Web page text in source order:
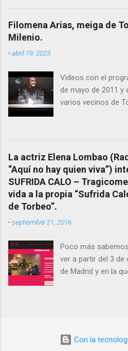
“obras y
excelente difusora
pueblo, no en
mención a ANTON
fallecido) cuyo
conocer a esta
También
en el año 2000
información de
suministraron David
algunos vecinos
Dejamos para otro
Filomena Arias, meiga de
Milenio.
-abril 19, 2023
Videos con el
de mayo de 2011 y
varios vecinos de
completo emitido
Facebook otra
Facebook
La actriz Elena Lombao
“Aquí no hay quien viva”)
SUFRIDA CALO –
vida a la propia “Sufrida
de Torbeo”.
-septiembre 21, 2016
Poco más
ver a partir del 3 de
de Madrid y en la
verla.- Sinopsis
En nuestra vida
experiencias en el
Con la